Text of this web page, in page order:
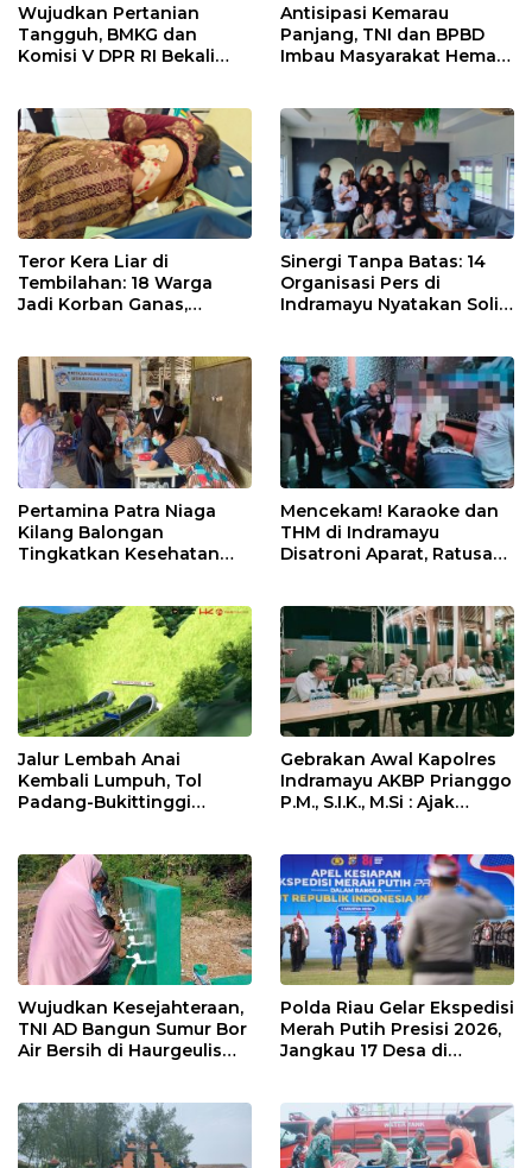
Wujudkan Pertanian
Tangguh, BMKG dan
Komisi V DPR RI Bekali
Antisipasi Kemarau
Panjang, TNI dan BPBD
Imbau Masyarakat Hemat
Teror Kera Liar di
Tembilahan: 18 Warga
Jadi Korban Ganas,
Sinergi Tanpa Batas: 14
Organisasi Pers di
Indramayu Nyatakan Solid
Pertamina Patra Niaga
Kilang Balongan
Tingkatkan Kesehatan
Rutin dan Edukasi
Perawatan Gigi
Mencekam! Karaoke dan
THM di Indramayu
Disatroni Aparat, Ratusan
Jalur Lembah Anai
Kembali Lumpuh, Tol
Padang-Bukittinggi
Gebrakan Awal Kapolres
Indramayu AKBP Prianggo
P.M., S.I.K., M.Si : Ajak
Wujudkan Kesejahteraan,
TNI AD Bangun Sumur Bor
Air Bersih di Haurgeulis
Polda Riau Gelar Ekspedisi
Merah Putih Presisi 2026,
Jangkau 17 Desa di